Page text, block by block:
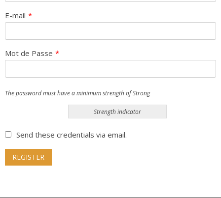
E-mail *
Mot de Passe *
The password must have a minimum strength of Strong
Strength indicator
Send these credentials via email.